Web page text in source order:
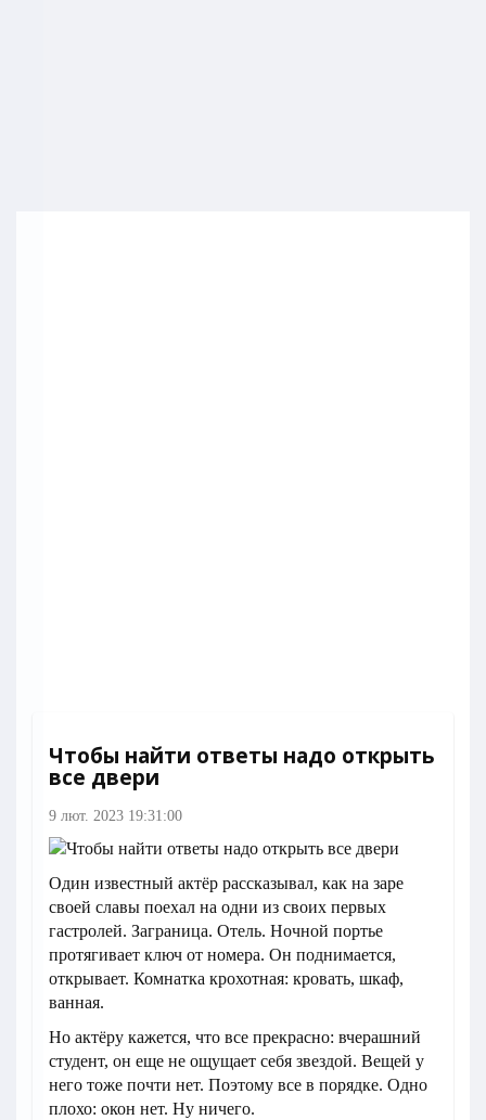
Чтобы найти ответы надо открыть
все двери
9 лют. 2023 19:31:00
Один известный актёр рассказывал, как на заре
своей славы поехал на одни из своих первых
гастролей. Заграница. Отель. Ночной портье
протягивает ключ от номера. Он поднимается,
открывает. Комнатка крохотная: кровать, шкаф,
ванная.
Но актёру кажется, что все прекрасно: вчерашний
студент, он еще не ощущает себя звездой. Вещей у
него тоже почти нет. Поэтому все в порядке. Одно
плохо: окон нет. Ну ничего.